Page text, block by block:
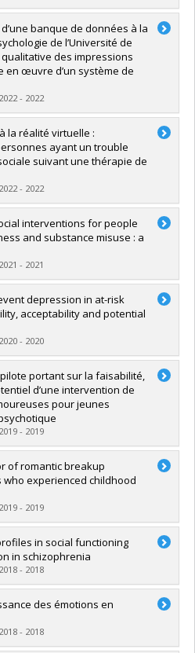
C.
Papyrus
banque de données à la
de l’Université de
des impressions
en œuvre d’un système de
- 2022
la réalité virtuelle :
ayant un trouble
suivant une thérapie de
- 2022
Catherine
Papyrus
interventions for people
and substance misuse : a
- 2021
Papyrus
depression in at-risk
acceptability and potential
- 2020
Papyrus
pilote portant sur la faisabilité,
d’une intervention de
pour jeunes
- 2019
Catherine
Papyrus
of romantic breakup
experienced childhood
- 2019
Papyrus
in social functioning
in schizophrenia
- 2018
Papyrus
des émotions en
- 2018